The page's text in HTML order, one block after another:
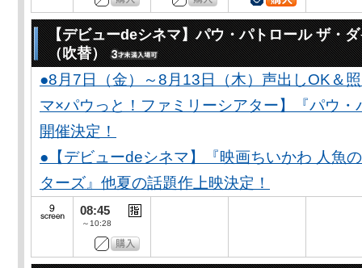
【デビューdeシネマ】パウ・パトロール ザ・
（吹替）
●8月7日（金）～8月13日（木）声出しOK＆
マ×パウっと！ファミリーシアター】『パウ
開催決定！
●【デビューdeシネマ】『映画ちいかわ 人魚
ターズ』他夏の話題作上映決定！
08:45
～10:28